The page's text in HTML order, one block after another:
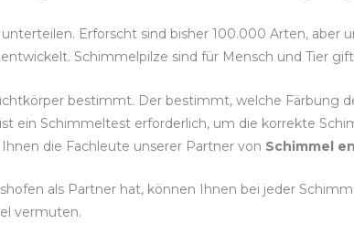
Erforscht sind bisher 100.000 Arten, aber
Schimmelpilze sind für Mensch und Tier
bestimmt. Der bestimmt, welche Färbung
ein Schimmeltest erforderlich, um die korrekte
die Fachleute unserer Partner von Schimmel
als Partner hat, können Ihnen bei jeder
vermuten.